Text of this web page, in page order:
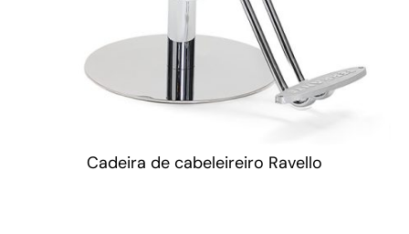
Cadeira de cabeleireiro Ravello